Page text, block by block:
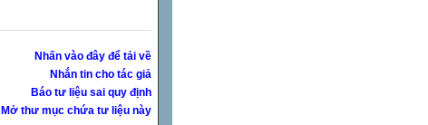
Nhấn vào đây để tải về
Nhắn tin cho tác giả
Báo tư liệu sai quy định
Mở thư mục chứa tư liệu này